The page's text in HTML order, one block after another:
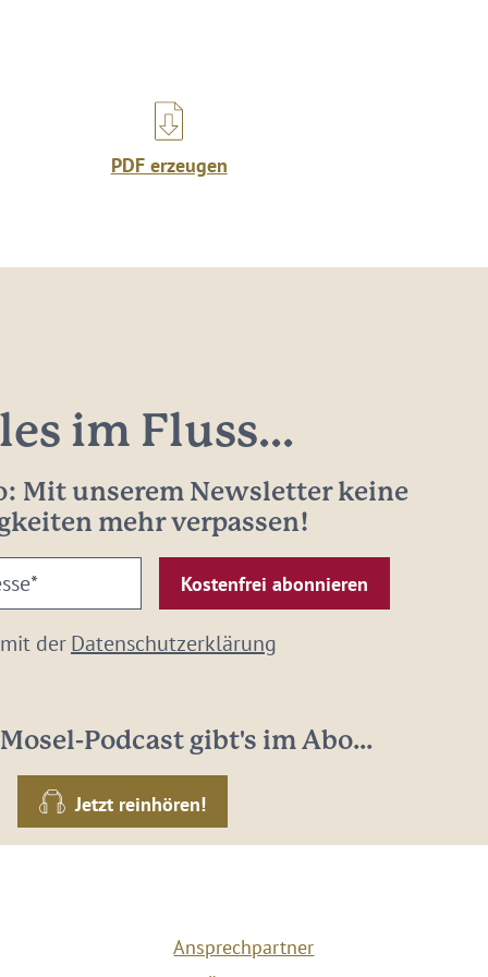
PDF erzeugen
im Fluss...
Mit unserem Newsletter keine
mehr verpassen!
derDatenschutzerklärung
Podcast gibt's im Abo...
Jetzt reinhören!
Ansprechpartner